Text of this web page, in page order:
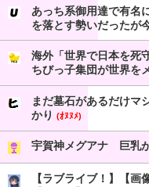
あっち系御用達で有名
を落とす勢いだった
海外「世界で日本を死
ちびっ子集団が世界を
まだ墓石があるだけマ
かり (ｵﾇﾇﾒ)
宇賀神メグアナ 巨乳
【ラブライブ！】【